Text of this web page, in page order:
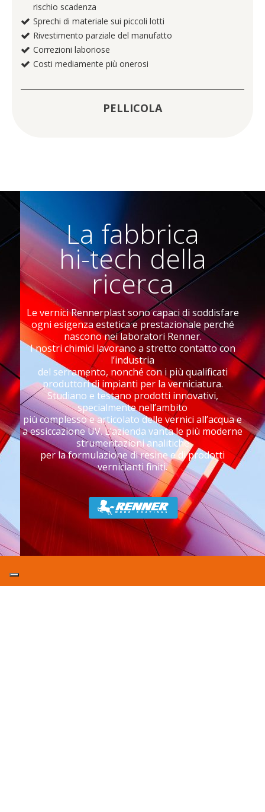
rischio scadenza
Sprechi di materiale sui piccoli lotti
Rivestimento parziale del manufatto
Correzioni laboriose
Costi mediamente più onerosi
PELLICOLA
La fabbrica
hi-tech della
ricerca
Le vernici Rennerplast sono capaci di soddisfare
ogni esigenza estetica e prestazionale perché
nascono nei laboratori Renner.
I nostri chimici lavorano a stretto contatto con
l’industria
del serramento, nonché con i più qualificati
produttori di impianti per la verniciatura.
Studiano e testano prodotti innovativi,
specialmente nell’ambito
più complesso e articolato delle vernici all’acqua e
a essiccazione UV. L’azienda vanta le più moderne
strumentazioni analitiche
per la formulazione di resine e di prodotti
vernicianti finiti.